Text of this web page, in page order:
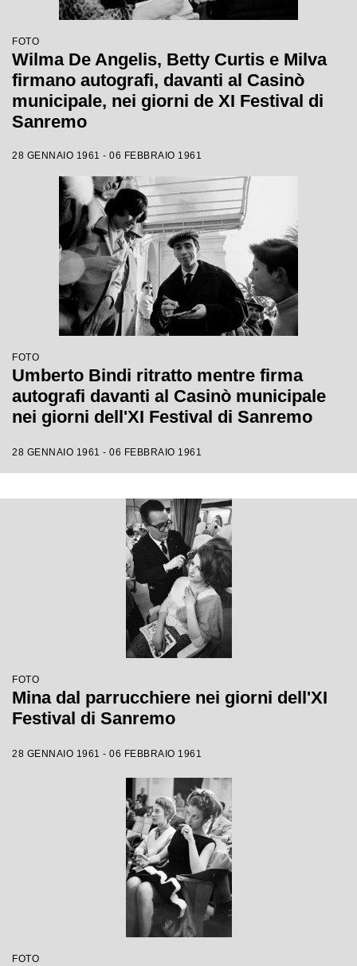
FOTO
Wilma De Angelis, Betty Curtis e Milva
firmano autografi, davanti al Casinò
municipale, nei giorni de XI Festival di
Sanremo
28 GENNAIO 1961 - 06 FEBBRAIO 1961
FOTO
Umberto Bindi ritratto mentre firma
autografi davanti al Casinò municipale
nei giorni dell'XI Festival di Sanremo
28 GENNAIO 1961 - 06 FEBBRAIO 1961
FOTO
Mina dal parrucchiere nei giorni dell'XI
Festival di Sanremo
28 GENNAIO 1961 - 06 FEBBRAIO 1961
FOTO